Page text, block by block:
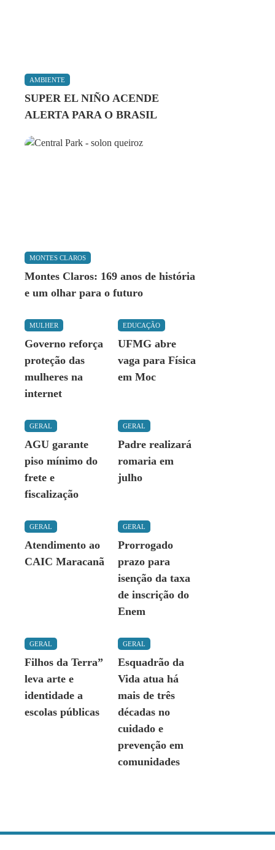
AMBIENTE
SUPER EL NIÑO ACENDE
ALERTA PARA O BRASIL
MONTES CLAROS
Montes Claros: 169 anos de história
e um olhar para o futuro
MULHER
Governo reforça
proteção das
mulheres na
internet
EDUCAÇÃO
UFMG abre
vaga para Física
em Moc
GERAL
AGU garante
piso mínimo do
frete e
fiscalização
GERAL
Padre realizará
romaria em
julho
GERAL
Atendimento ao
CAIC Maracanã
GERAL
Prorrogado
prazo para
isenção da taxa
de inscrição do
Enem
GERAL
Filhos da Terra”
leva arte e
identidade a
escolas públicas
GERAL
Esquadrão da
Vida atua há
mais de três
décadas no
cuidado e
prevenção em
comunidades